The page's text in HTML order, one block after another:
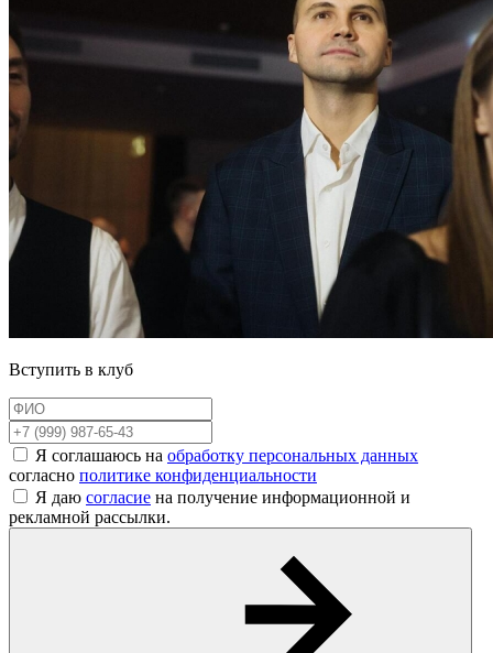
Вступить в клуб
Я соглашаюсь на обработку персональных данных
согласно политике конфиденциальности
Я даю согласие на получение информационной и
рекламной рассылки.